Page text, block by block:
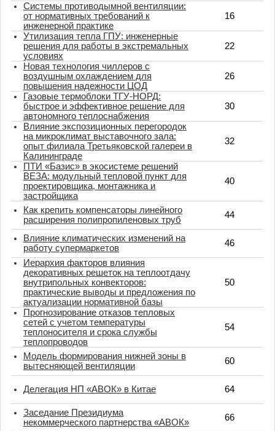
Системы противодымной вентиляции:
от нормативных требований к
инженерной практике
16
Утилизация тепла ГПУ: инженерные
решения для работы в экстремальных
условиях
22
Новая технология чиллеров с
воздушным охлаждением для
повышения надежности ЦОД
26
Газовые термоблоки ТГУ-НОРД:
быстрое и эффективное решение для
автономного теплоснабжения
30
Влияние экспозиционных перегородок
на микроклимат выставочного зала:
опыт филиала Третьяковской галереи в
Калининграде
32
ПТИ «Базис» в экосистеме решений
ВЕЗА: модульный тепловой пункт для
проектировщика, монтажника и
застройщика
40
Как крепить компенсаторы линейного
расширения полипропиленовых труб
44
Влияние климатических изменений на
работу супермаркетов
46
Иерархия факторов влияния
декоративных решеток на теплоотдачу
внутрипольных конвекторов:
практические выводы и предложения по
актуализации нормативной базы
50
Прогнозирование отказов тепловых
сетей с учетом температуры
теплоносителя и срока службы
теплопроводов
54
Модель формирования нижней зоны в
вытесняющей вентиляции
60
Делегация НП «АВОК» в Китае 64
Заседание Президиума
некоммерческого партнерства «АВОК»
66